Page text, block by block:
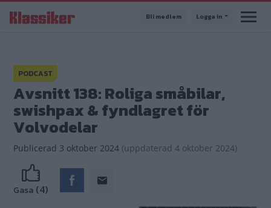
till
Bli medlem Logga in
PODCAST
Avsnitt 138: Roliga småbilar,
swishpax & fyndlagret för
Volvodelar
Publicerad 3 oktober 2024 (uppdaterad 4 oktober 2024)
Gasa (4)